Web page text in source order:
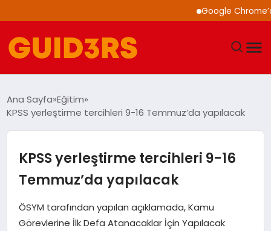
Google Chrome’a
YAŞAM
TEKNOLOJI
SPOR
SAĞLIK
Ana Sayfa Eğitim
KPSS yerleştirme tercihleri 9-16 Temmuz’da yapılacak
KPSS yerleştirme tercihleri 9-16
Temmuz’da yapılacak
ÖSYM tarafından yapılan açıklamada, Kamu
Görevlerine İlk Defa Atanacaklar İçin Yapılacak